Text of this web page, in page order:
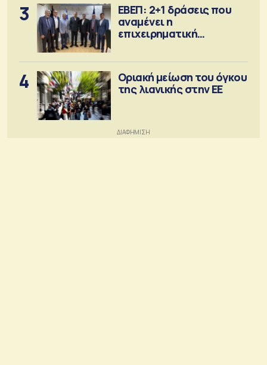
3
ΕΒΕΠ: 2+1 δράσεις που
αναμένει η
επιχειρηματική
4
Οριακή μείωση του όγκου
της λιανικής στην ΕΕ